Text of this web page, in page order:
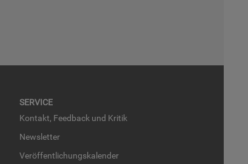
SER­VICE
Kon­takt, Feed­back und Kri­tik
News­let­ter
Ver­öf­fent­li­chungs­ka­len­der